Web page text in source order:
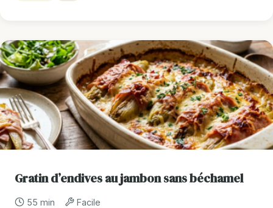
Gratin d’endives au jambon sans béchamel
55 min Facile